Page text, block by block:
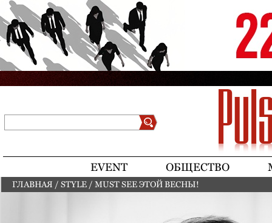
Jump to navigation
EVENT ОБЩЕСТВО
ГЛАВНАЯ / STYLE / MUST SEE ЭТОЙ ВЕСНЫ!